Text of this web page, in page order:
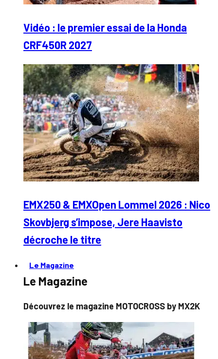
Vidéo : le premier essai de la Honda
CRF450R 2027
EMX250 & EMXOpen Lommel 2026 : Nico
Skovbjerg s’impose, Jere Haavisto
décroche le titre
Le Magazine
Le Magazine
Découvrez le magazine MOTOCROSS by MX2K